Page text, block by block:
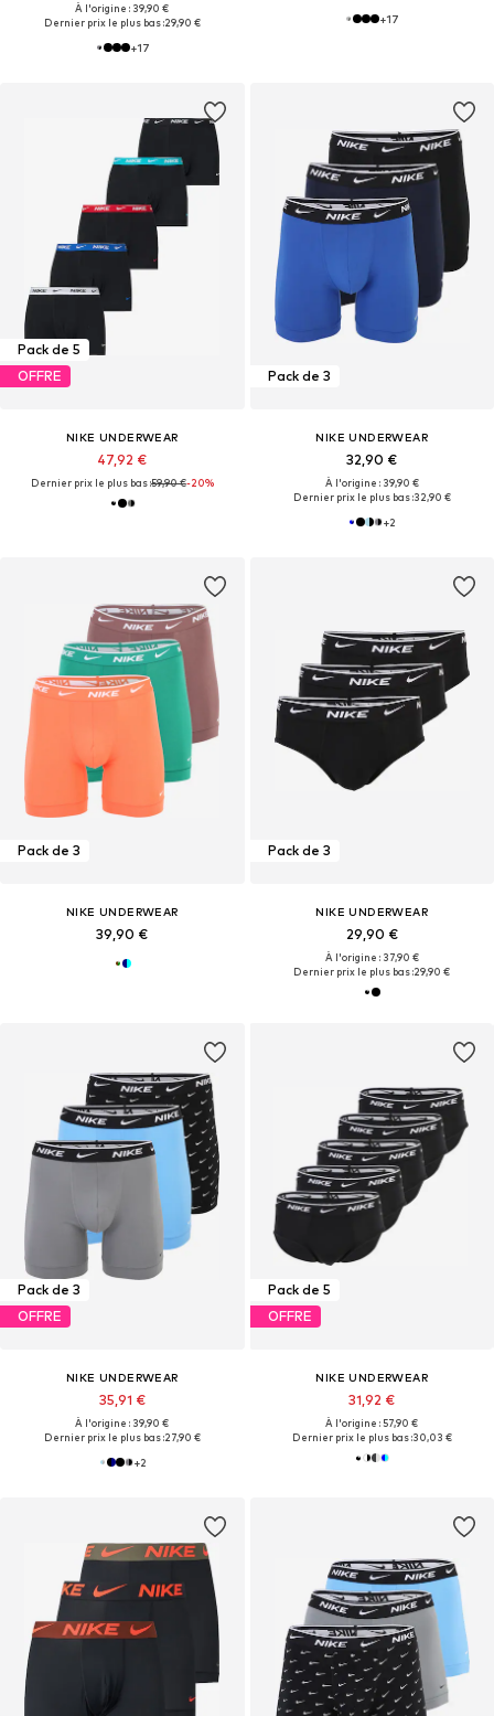
À l'origine : 39,90 €
Dernier prix le plus bas :29,90 €
+17
+17
Pack de 5
OFFRE
NIKE UNDERWEAR
47,92 €
Dernier prix le plus bas :59,90 €-20%
Pack de 3
NIKE UNDERWEAR
32,90 €
À l'origine : 39,90 €
Dernier prix le plus bas :32,90 €
+2
Pack de 3
NIKE UNDERWEAR
39,90 €
Pack de 3
NIKE UNDERWEAR
29,90 €
À l'origine : 37,90 €
Dernier prix le plus bas :29,90 €
Pack de 3
OFFRE
NIKE UNDERWEAR
35,91 €
À l'origine : 39,90 €
Dernier prix le plus bas :27,90 €
+2
Pack de 5
OFFRE
NIKE UNDERWEAR
31,92 €
À l'origine : 57,90 €
Dernier prix le plus bas :30,03 €